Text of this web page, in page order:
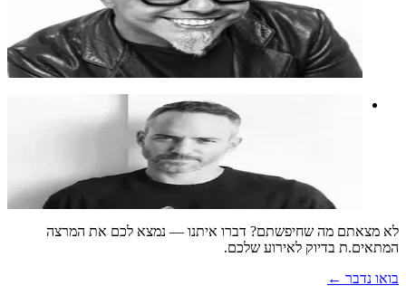
ממייסדי 'הדג נחש', מתופף-יוצר ומנטור. מרצה על מוסיקה,
דינמיקה של להקה, ביזנס משותף והגשמה עצמית.
מוזיקהניהול
אמן רב־תחומי הפועל בווידיאו, צילום ובינה מלאכותית.
אמן רב־תחומי הפועל בווידיאו, צילום ובינה מלאכותית.
אמנות
אופנה
לא מצאתם מה שחיפשתם? דברו איתנו — נמצא לכם את המרצה
המתאים.ת בדיוק לאירוע שלכם.
בואו נדבר ←